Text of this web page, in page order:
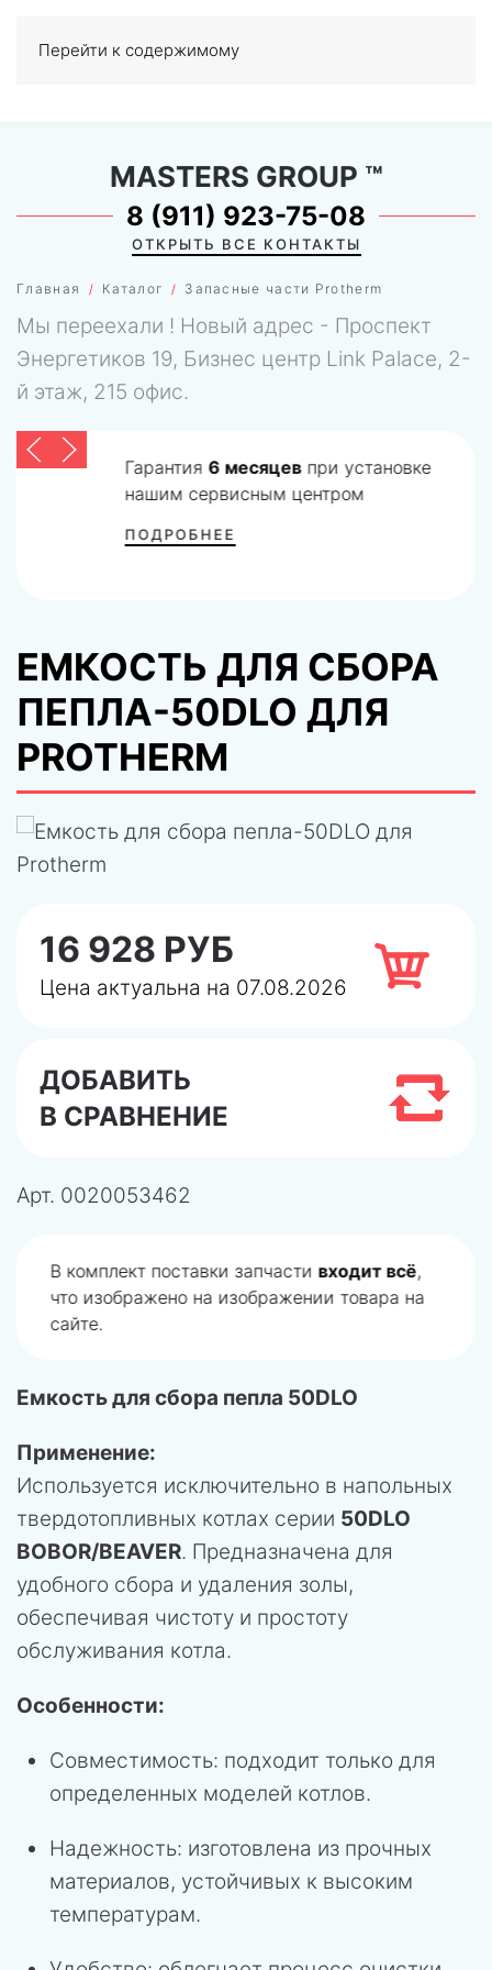
Перейти к содержимому
0
Главная Каталог Запасные части Protherm
MASTERS GROUP ™
8 (911) 923-75-08
ОТКРЫТЬ ВСЕ КОНТАКТЫ
Мы переехали ! Новый адрес - Проспект
Энергетиков 19, Бизнес центр Link Palace, 2-
й этаж, 215 офис.
Гарантия 6 месяцевпри установке
нашим сервисным центром
ПОДРОБНЕЕ
ЕМКОСТЬ ДЛЯ СБОРА
ПЕПЛА-50DLO ДЛЯ
PROTHERM
16 928 РУБ
Цена актуальна на 07.08.2026
ДОБАВИТЬ
В СРАВНЕНИЕ
Арт. 0020053462
В комплект поставки запчасти входит всё,
что изображено на изображении товара на
сайте.
Емкость для сбора пепла 50DLO
Применение:
Используется исключительно в напольных
твердотопливных котлах серии 50DLO
BOBOR/BEAVER. Предназначена для
удобного сбора и удаления золы,
обеспечивая чистоту и простоту
обслуживания котла.
Особенности:
Совместимость: подходит только для
определенных моделей котлов.
Надежность: изготовлена из прочных
материалов, устойчивых к высоким
температурам.